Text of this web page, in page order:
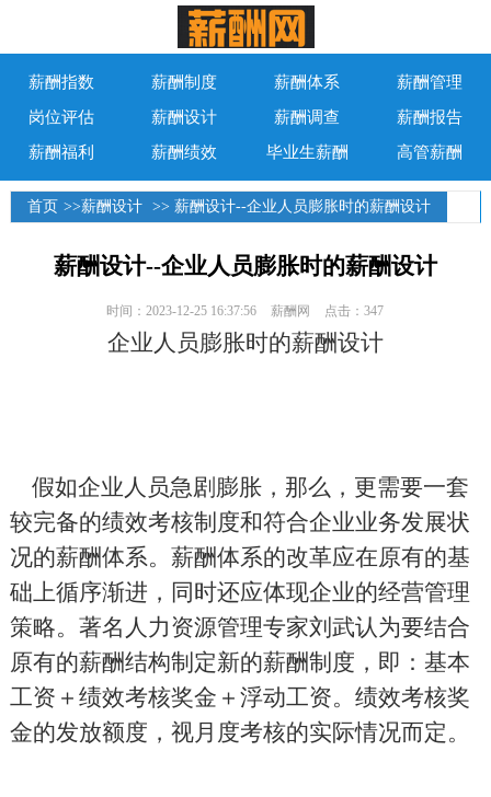
薪酬指数 薪酬制度 薪酬体系
薪酬管理
岗位评估
薪酬设计 薪酬调查
薪酬报告
薪酬福利
薪酬绩效 毕业生薪酬 高管薪酬
首页 >>薪酬设计 >> 薪酬设计--企业人员膨胀时的薪酬设计
薪酬设计--企业人员膨胀时的薪酬设计
时间：2023-12-25 16:37:56 薪酬网 点击：347
企业人员膨胀时的薪酬设计
假如企业人员急剧膨胀，那么，更需要一套
较完备的绩效考核制度和符合企业业务发展状
况的薪酬体系。薪酬体系的改革应在原有的基
础上循序渐进，同时还应体现企业的经营管理
策略。著名人力资源管理专家刘武认为要结合
原有的薪酬结构制定新的薪酬制度，即：基本
工资＋绩效考核奖金＋浮动工资。绩效考核奖
金的发放额度，视月度考核的实际情况而定。